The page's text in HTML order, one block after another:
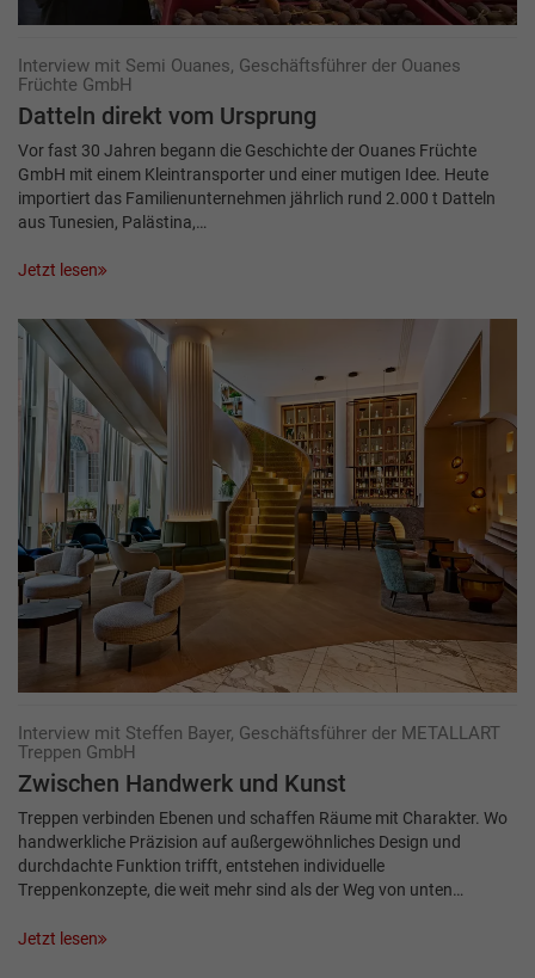
Interview mit Semi Ouanes, Geschäftsführer der Ouanes
Früchte GmbH
Datteln direkt vom Ursprung
Vor fast 30 Jahren begann die Geschichte der Ouanes Früchte
GmbH mit einem Kleintransporter und einer mutigen Idee. Heute
importiert das Familienunternehmen jährlich rund 2.000 t Datteln
aus Tunesien, Palästina,…
Jetzt lesen
Interview mit Steffen Bayer, Geschäftsführer der METALLART
Treppen GmbH
Zwischen Hand­werk und Kunst
Treppen verbinden Ebenen und schaffen Räume mit Charakter. Wo
handwerkliche Präzision auf außergewöhnliches Design und
durchdachte Funktion trifft, entstehen individuelle
Treppenkonzepte, die weit mehr sind als der Weg von unten…
Jetzt lesen